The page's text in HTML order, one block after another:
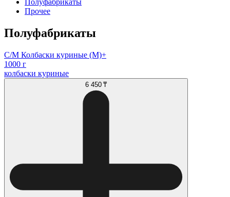
Полуфабрикаты
Прочее
Полуфабрикаты
С/М Колбаски куриные (М)+
1000 г
колбаски куриные
6 450 ₸